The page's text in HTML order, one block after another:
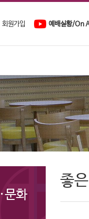
회원가입 예배실황/On
문화
좋